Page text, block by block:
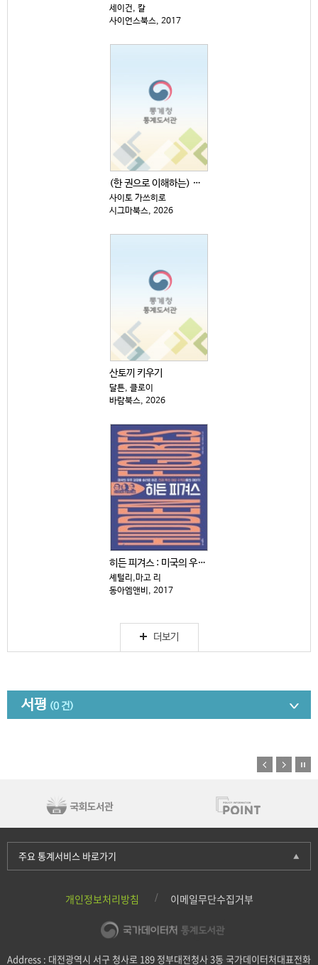
세이건, 칼
사이언스북스, 2017
(한 권으로 이해하는) 원자·소립자·양자의 세계
사이토 가쓰히로
시그마북스, 2026
산토끼 키우기
달튼, 클로이
바람북스, 2026
히든 피겨스 : 미국의 우주 경쟁을 승리로 이끈, 천재...
셰털리,마고 리
동아엠앤비, 2017
더보기
서평 (0 건)
개인정보처리방침 이메일무단수집거부
Address : 대전광역시 서구 청사로 189 정부대전청사 3동 국가데이터처대표전화
주요 통계서비스 바로가기